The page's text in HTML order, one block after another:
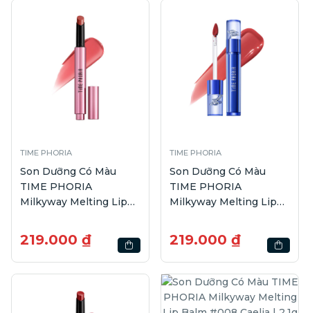
TIME PHORIA
Son Dưỡng Có Màu
TIME PHORIA
Milkyway Melting Lip
219.000 ₫
TIME PHORIA
Son Dưỡng Có Màu
TIME PHORIA
Milkyway Melting Lip
219.000 ₫